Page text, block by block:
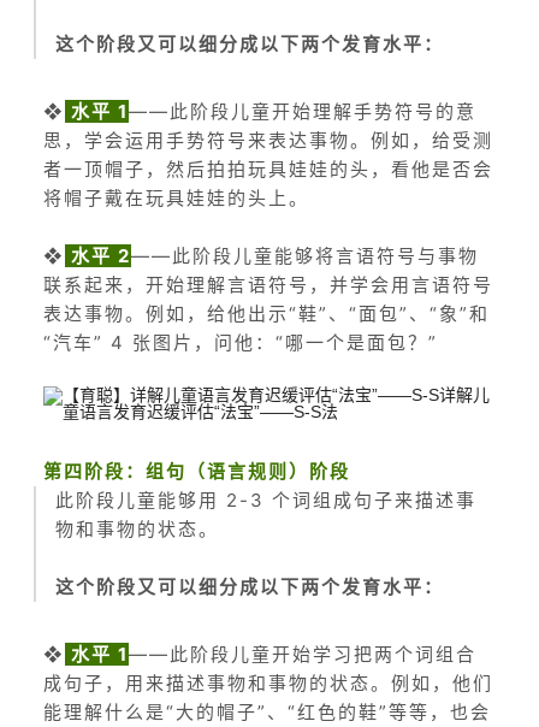
这个阶段又可以细分成以下两个发育水平：
❖ 水平 1——此阶段儿童开始理解手势符号的意
思，学会运用手势符号来表达事物。例如，给受测
者一顶帽子，然后拍拍玩具娃娃的头，看他是否会
将帽子戴在玩具娃娃的头上。
❖ 水平 2——此阶段儿童能够将言语符号与事物
联系起来，开始理解言语符号，并学会用言语符号
表达事物。例如，给他出示“鞋”、“面包”、“象”和
“汽车” 4 张图片，问他：“哪一个是面包？”
第四阶段：组句（语言规则）阶段
此阶段儿童能够用 2-3 个词组成句子来描述事
物和事物的状态。
这个阶段又可以细分成以下两个发育水平：
❖ 水平 1——此阶段儿童开始学习把两个词组合
成句子，用来描述事物和事物的状态。例如，他们
能理解什么是“大的帽子”、“红色的鞋”等等，也会